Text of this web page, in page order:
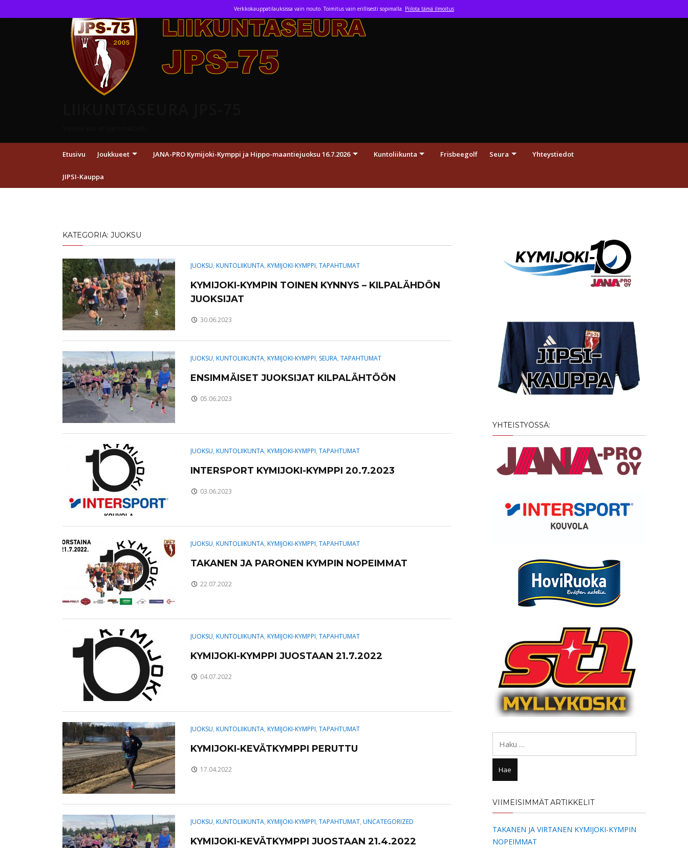
to
content
Etusivu Joukkueet JANA-PRO Kymijoki-Kymppi ja Hippo-maantiejuoksu 16.7.2026 Kuntoliikunta Frisbeegolf Seura Yhteystiedot
JIPSI-Kauppa
KATEGORIA: JUOKSU
JUOKSU, KUNTOLIIKUNTA, KYMIJOKI-KYMPPI, TAPAHTUMAT
KYMIJOKI-KYMPIN TOINEN KYNNYS – KILPALÄHDÖN
JUOKSIJAT
30.06.2023
JUOKSU, KUNTOLIIKUNTA, KYMIJOKI-KYMPPI, SEURA, TAPAHTUMAT
ENSIMMÄISET JUOKSIJAT KILPALÄHTÖÖN
05.06.2023
JUOKSU, KUNTOLIIKUNTA, KYMIJOKI-KYMPPI, TAPAHTUMAT
INTERSPORT KYMIJOKI-KYMPPI 20.7.2023
03.06.2023
JUOKSU, KUNTOLIIKUNTA, KYMIJOKI-KYMPPI, TAPAHTUMAT
TAKANEN JA PARONEN KYMPIN NOPEIMMAT
22.07.2022
JUOKSU, KUNTOLIIKUNTA, KYMIJOKI-KYMPPI, TAPAHTUMAT
KYMIJOKI-KYMPPI JUOSTAAN 21.7.2022
04.07.2022
JUOKSU, KUNTOLIIKUNTA, KYMIJOKI-KYMPPI, TAPAHTUMAT
KYMIJOKI-KEVÄTKYMPPI PERUTTU
17.04.2022
JUOKSU, KUNTOLIIKUNTA, KYMIJOKI-KYMPPI, TAPAHTUMAT, UNCATEGORIZED
KYMIJOKI-KEVÄTKYMPPI JUOSTAAN 21.4.2022
YHTEISTYÖSSÄ:
VIIMEISIMMÄT ARTIKKELIT
TAKANEN JA VIRTANEN KYMIJOKI-KYMPIN
NOPEIMMAT
Verkkokauppatilauksissa vain nouto. Toimitus vain erillisesti sopimalla. Piilota tämä ilmoitus